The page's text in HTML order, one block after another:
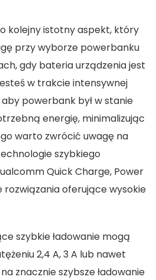
kolejny istotny aspekt, który
przy wyborze powerbanku
gdy bateria urządzenia jest
w trakcie intensywnej
powerbank był w stanie
energię, minimalizując
warto zwrócić uwagę na
szybkiego
Quick Charge, Power
rozwiązania oferujące wysokie
szybkie ładowanie mogą
2,4 A, 3 A lub nawet
znacznie szybsze ładowanie